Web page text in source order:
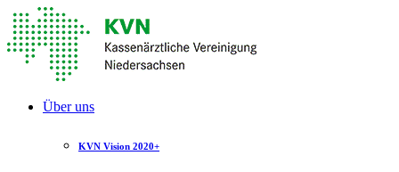
Über uns
KVN Vision 2020+